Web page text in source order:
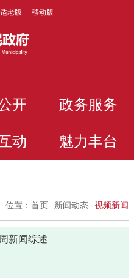
适老版 移动版
开 政务服务
动 魅力丰台
位置：首页--新闻动态--视频新闻
新闻综述